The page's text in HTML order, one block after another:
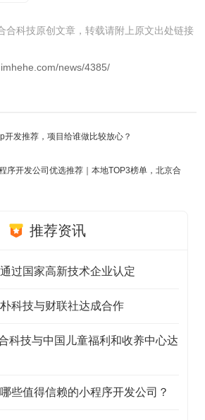
合科技原创文章，转载请附上原文出处链接
news/4385/
开发推荐，项目给谁做比较放心？
序开发公司优选推荐｜本地TOP3榜单，北京合
推荐资讯
过国家高新技术企业认定
科技与财联社达成合作
科技与中国儿童福利和收养中心达
些值得信赖的小程序开发公司？